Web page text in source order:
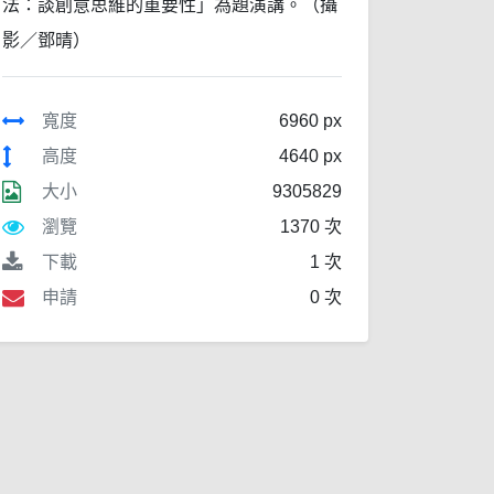
法：談創意思維的重要性」為題演講。（攝
影／鄧晴）
寬度
6960 px
高度
4640 px
大小
9305829
瀏覽
1370 次
下載
1 次
申請
0 次